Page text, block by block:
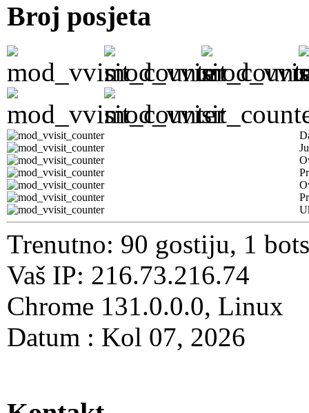
Broj posjeta
Trenutno: 90 gostiju, 1
Vaš IP: 216.73.216.74
Chrome 131.0.0.0, Linux
Datum : Kol 07, 2026